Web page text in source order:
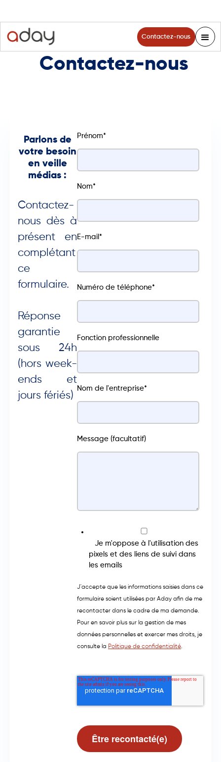
Contactez-nous
Contactez-nous
Parlons de
votre besoin
en veille
médias :
Contactez-
nous dès à
présent en
complétant
ce
formulaire.
Réponse
garantie
sous 24h
(hors week-
ends et
jours fériés)
Prénom*
Nom*
E-mail *
Numéro de téléphone*
Fonction professionnelle
Nom de l'entreprise*
Message (facultatif)
Je m'oppose à l'utilisation des
pixels et des liens de suivi dans
les emails
J'accepte que les informations saisies dans ce
formulaire soient utilisées par Aday afin de me
recontacter dans le cadre de ma demande.
Pour en savoir plus sur la gestion de mes
données personnelles et exercer mes droits, je
consulte la Politique de confidentialité.